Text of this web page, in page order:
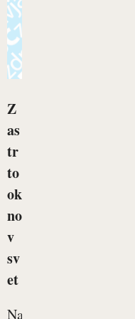
Z
as
tr
to
ok
no
v
sv
et
Naše